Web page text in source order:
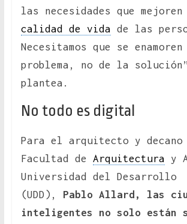
las necesidades que
calidad de vida de las
Necesitamos que se
problema, no de la
plantea.
No todo es digital
Para el arquitecto y
Facultad de Arquitectura y
Universidad del Desarrollo
(UDD), Pablo Allard, las
inteligentes no solo están